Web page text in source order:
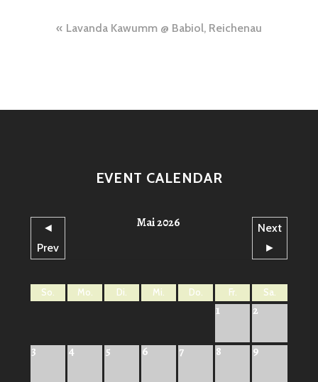
Beitragsnavigation
Lavanda Kawumm @ Babiol, Reichenau
EVENT CALENDAR
◄
Prev
Mai 2026
Next
►
So. Mo. Di. Mi. Do. Fr. Sa.
1 2
3 4 5 6 7 8 9